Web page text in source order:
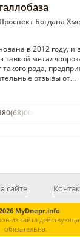
Богдана
в 2012 году, и
рода,
отзывы от…
18-50
сайте
MyDnepr.info
из сайта
обязательна.